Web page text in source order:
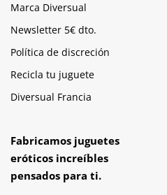
Marca Diversual
Newsletter 5€ dto.
Política de discreción
Recicla tu juguete
Diversual Francia
Fabricamos juguetes
eróticos increíbles
pensados para ti.